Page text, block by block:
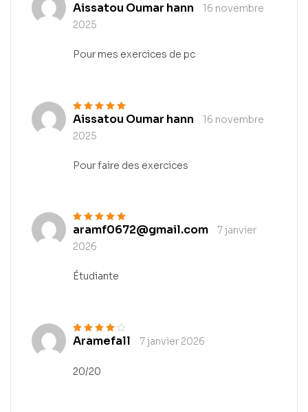
Note5sur 5
Aissatou Oumar hann
16 novembre
2025
Pour mes exercices de pc
Note5sur 5
Aissatou Oumar hann
16 novembre
2025
Pour faire des exercices
Note5sur 5
aramf0672@gmail.com
7 janvier
2026
Étudiante
Note4sur
Aramefall 7 janvier 2026
20/20